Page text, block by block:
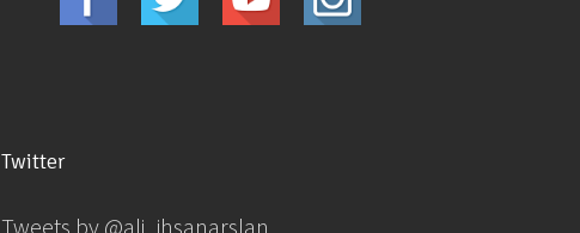
Twitter
Tweets by @ali_ihsanarslan